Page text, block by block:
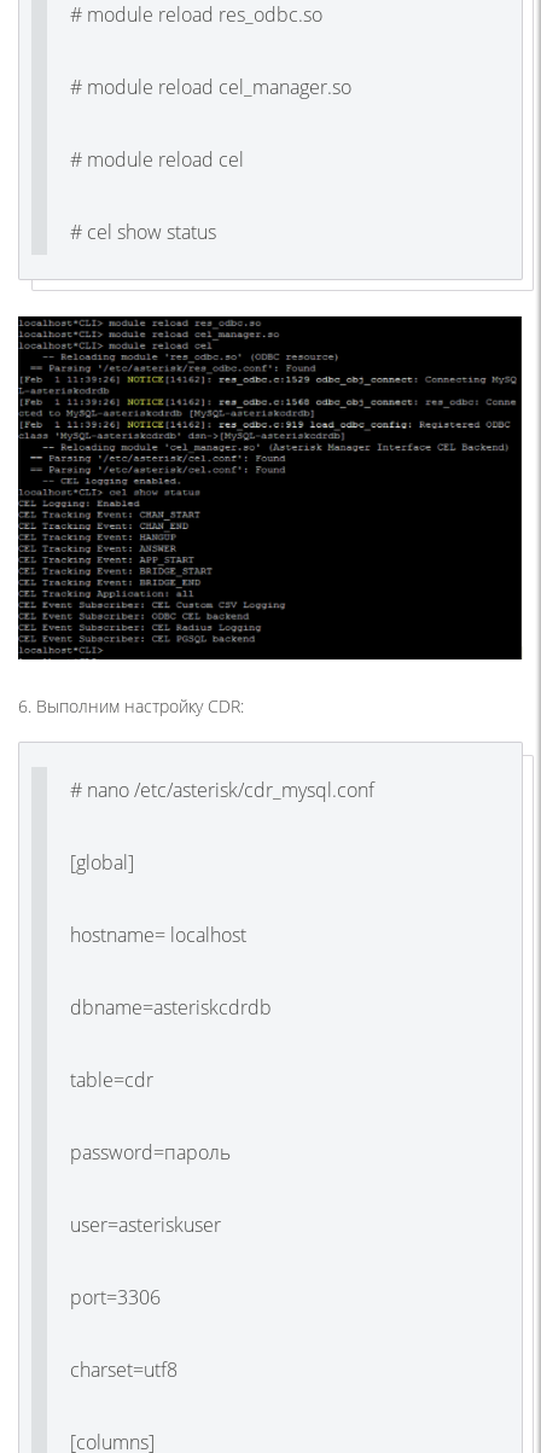
# module reload res_odbc.so
# module reload cel_manager.so
# module reload cel
# cel show status
6. Выполним настройку CDR:
# nano /etc/asterisk/cdr_mysql.conf
[global]
hostname= localhost
dbname=asteriskcdrdb
table=cdr
password=пароль
user=asteriskuser
port=3306
charset=utf8
[columns]